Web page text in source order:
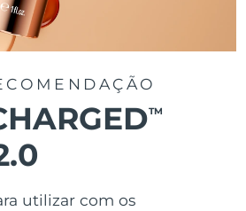
TM
utilizar com os